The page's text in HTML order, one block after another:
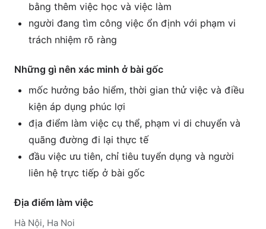
bằng thêm việc học và việc làm
người đang tìm công việc ổn định với phạm vi
trách nhiệm rõ ràng
Những gì nên xác minh ở bài gốc
mốc hưởng bảo hiểm, thời gian thử việc và điều
kiện áp dụng phúc lợi
địa điểm làm việc cụ thể, phạm vi di chuyển và
quãng đường đi lại thực tế
đầu việc ưu tiên, chỉ tiêu tuyển dụng và người
liên hệ trực tiếp ở bài gốc
Địa điểm làm việc
Hà Nội, Ha Noi